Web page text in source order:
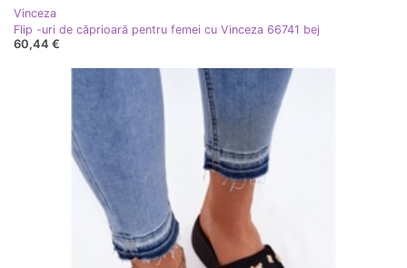
Vinceza
Flip -uri de căprioară pentru femei cu Vinceza 66741 bej
60,44 €